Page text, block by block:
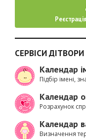
СЕРВІСИ ДІТВОРИ
Календар
Підбір імені,
Календар
Розрахунок
Календар
Визначення